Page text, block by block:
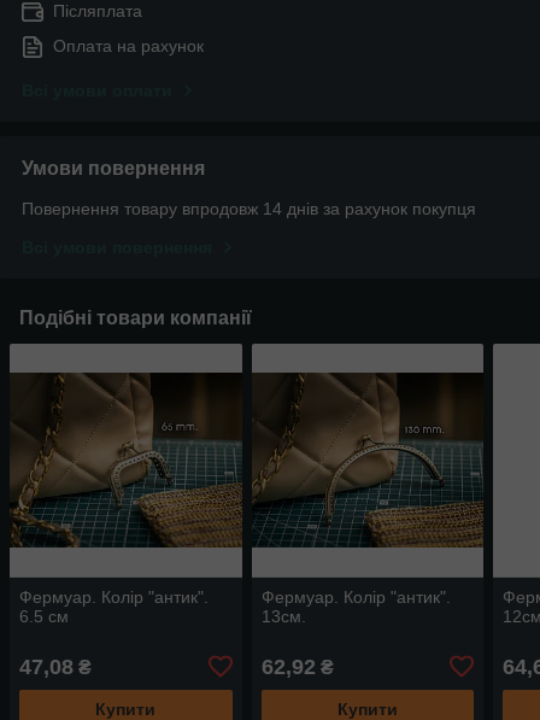
Післяплата
Оплата на рахунок
Умови повернення
Повернення товару впродовж 14 днів за рахунок покупця
Подібні товари компанії
Фермуар. Колір "антик".
6.5 см
47,08 ₴
Купити
Фермуар. Колір "антик".
13см.
62,92 ₴
Купити